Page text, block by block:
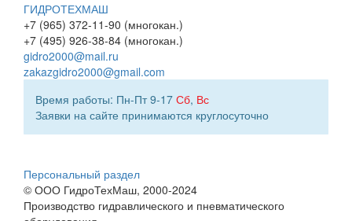
ГИДРОТЕХМАШ
+7 (965) 372-11-90 (многокан.)
+7 (495) 926-38-84 (многокан.)
gidro2000@mail.ru
zakazgidro2000@gmail.com
Время работы: Пн-Пт 9-17 Сб, Вс
Заявки на сайте принимаются круглосуточно
Персональный раздел
© ООО ГидроТехМаш, 2000-2024
Производство гидравлического и пневматического